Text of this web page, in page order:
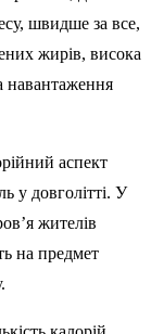
швидше за все,
жирів, висока
навантаження
аспект
у довголітті. У
жителів
на предмет